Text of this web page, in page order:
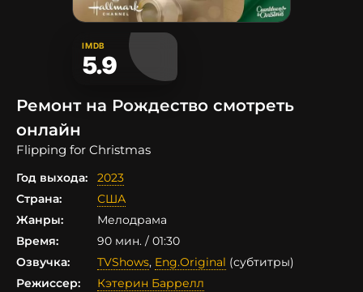
IMDB
5.9
Ремонт на Рождество смотреть
онлайн
Flipping for Christmas
Год выхода:
2023
Страна:
США
Жанры:
Мелодрама
Время:
90 мин. / 01:30
Озвучка:
TVShows, Eng.Original (субтитры)
Режиссер:
Кэтерин Баррелл